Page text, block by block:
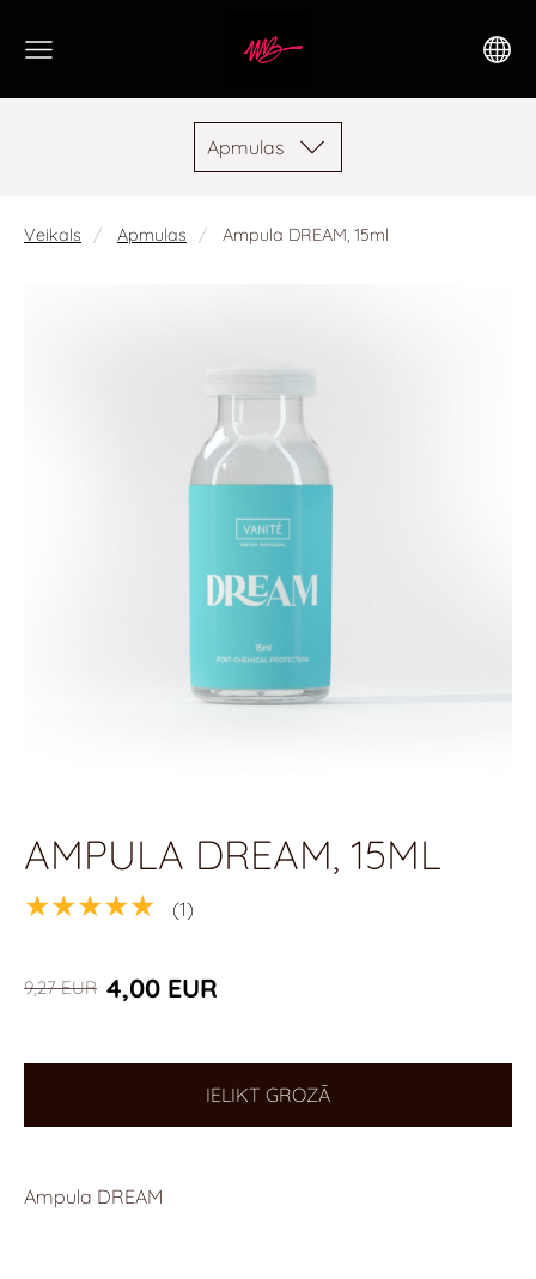
Apmulas
Veikals Apmulas Ampula DREAM, 15ml
AMPULA DREAM, 15ML
★★★★★ (1)
9,27 EUR 4,00 EUR
IELIKT GROZĀ
Ampula DREAM